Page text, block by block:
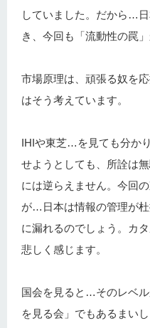
していました。だから…
き、今回も「流動性の罠
市場原理は、頑張る奴を
はそう考えています。
IHIや東芝…を見ても分か
せようとしても、所詮は
には逆らえません。今回
が…日本は情報の管理が
に漏れるのでしょう。カ
悲しく感じます。
国会を見ると…そのレベ
を見る会」でもあるまい